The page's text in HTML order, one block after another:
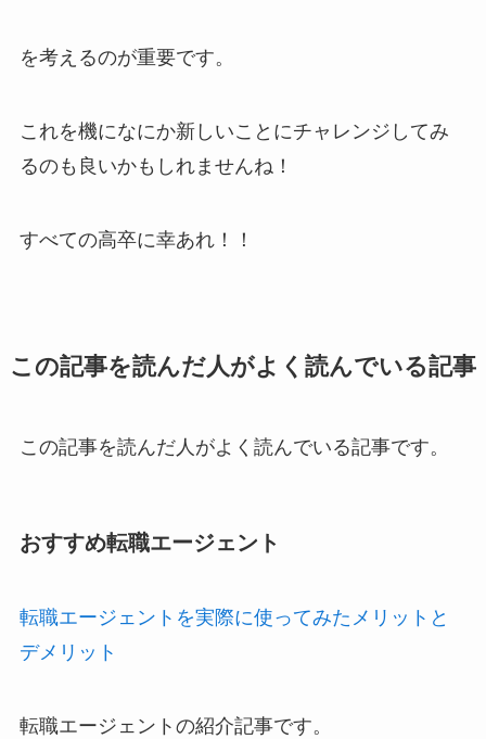
を考えるのが重要です。
これを機になにか新しいことにチャレンジしてみ
るのも良いかもしれませんね！
すべての高卒に幸あれ！！
この記事を読んだ人がよく読んでいる記事
この記事を読んだ人がよく読んでいる記事です。
おすすめ転職エージェント
転職エージェントを実際に使ってみたメリットと
デメリット
転職エージェントの紹介記事です。